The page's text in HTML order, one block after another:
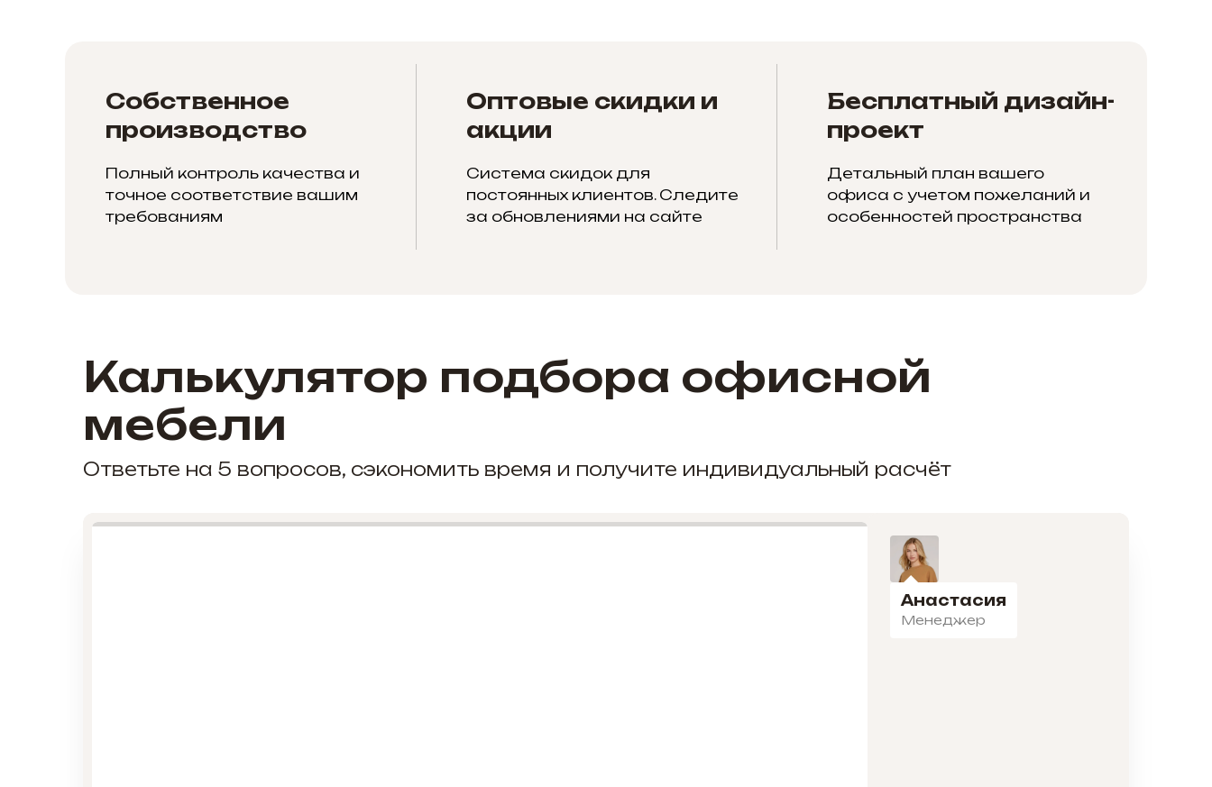
Собственное
производство
Полный контроль качества и
точное соответствие вашим
требованиям
Оптовые скидки и
акции
Система скидок для
постоянных клиентов. Следите
за обновлениями на сайте
Бесплатный дизайн-
проект
Детальный план вашего
офиса с учетом пожеланий и
особенностей пространства
Калькулятор подбора офисной
мебели
Ответьте на 5 вопросов, сэкономить время и получите индивидуальный расчёт
Анастасия
Менеджер